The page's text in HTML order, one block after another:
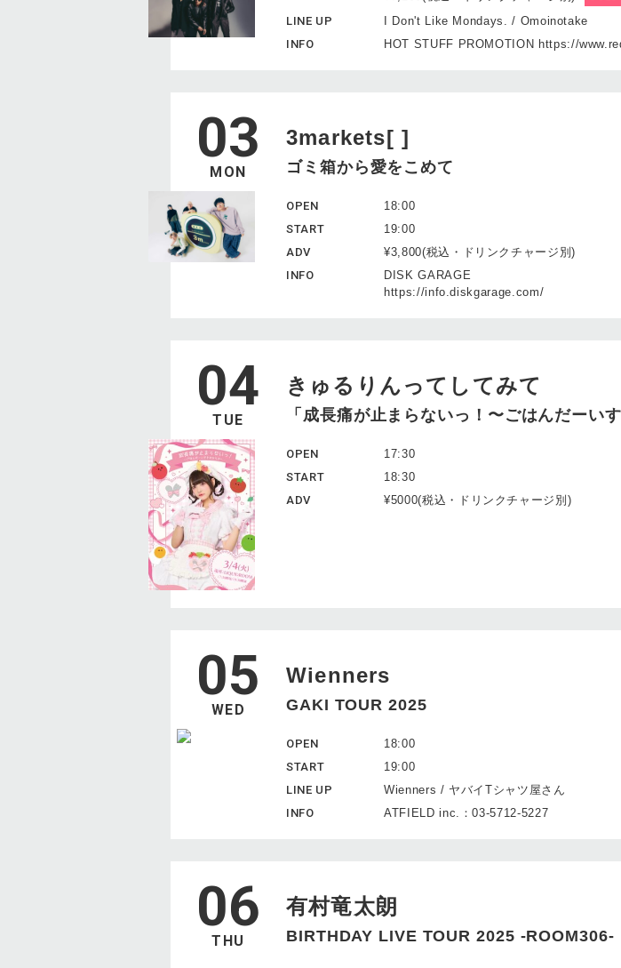
LINE UP
I Don't Like Mondays. / Omoinotake
INFO
HOT STUFF PROMOTION https://
03
MON
3markets[ ]
ゴミ箱から愛をこめて
OPEN
18:00
START
19:00
ADV
¥3,800(税込・ドリンクチャージ別)
INFO
DISK GARAGE
https://info.diskgarage.com/
04
TUE
きゅるりんってしてみて
「成長痛が止まらないっ！〜ごはんだーい
OPEN
17:30
START
18:30
ADV
¥5000(税込・ドリンクチャージ別)
05
WED
Wienners
GAKI TOUR 2025
OPEN
18:00
START
19:00
LINE UP
Wienners / ヤバイTシャツ屋さん
INFO
ATFIELD inc.：03-5712-5227
06
THU
有村竜太朗
BIRTHDAY LIVE TOUR 2025 -ROOM306-